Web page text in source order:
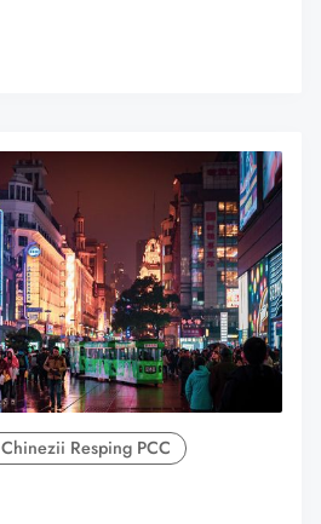
Chinezii Resping PCC